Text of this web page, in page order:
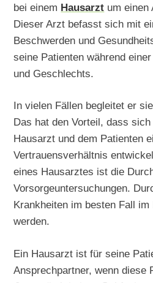
bei einem Hausarzt um einen
Dieser Arzt befasst sich mit
Beschwerden und
seine Patienten während
und Geschlechts.
In vielen Fällen begleitet er
Das hat den Vorteil, dass
Hausarzt und dem Patienten
Vertrauensverhältnis
eines Hausarztes ist die
Vorsorgeuntersuchungen.
Krankheiten im besten Fall
werden.
Ein Hausarzt ist für seine
Ansprechpartner, wenn diese